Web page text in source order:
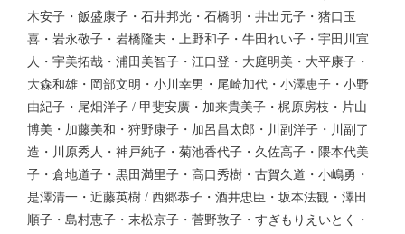
木安子・飯盛康子・石井邦光・石橋明・井出元子・猪口玉
喜・岩永敬子・岩橋隆夫・上野和子・牛田れい子・宇田川宣
人・宇美拓哉・浦田美智子・江口登・大庭明美・大平康子・
大森和雄・岡部文明・小川幸男・尾崎加代・小澤恵子・小野
由紀子・尾畑洋子 / 甲斐安廣・加来貴美子・梶原房枝・片山
博美・加藤美和・狩野康子・加呂昌太郎・川副洋子・川副了
造・川原秀人・神戸純子・菊池香代子・久佐高子・隈本代美
子・倉地道子・黒田満里子・高口秀樹・古賀久道・小嶋勇・
是澤清一・近藤英樹 / 西郷恭子・酒井忠臣・坂本法観・澤田
順子・島村恵子・末松京子・菅野敦子・すぎもりえいとく・